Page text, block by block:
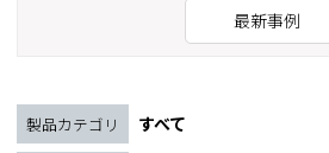
最新事例
製品カテゴリ すべて